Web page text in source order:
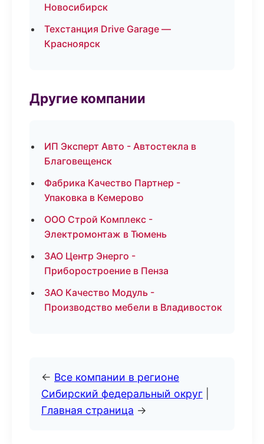
Новосибирск
Техстанция Drive Garage —
Красноярск
Другие компании
ИП Эксперт Авто - Автостекла в
Благовещенск
Фабрика Качество Партнер -
Упаковка в Кемерово
ООО Строй Комплекс -
Электромонтаж в Тюмень
ЗАО Центр Энерго -
Приборостроение в Пенза
ЗАО Качество Модуль -
Производство мебели в Владивосток
← Все компании в регионе
Сибирский федеральный округ
Главная страница →